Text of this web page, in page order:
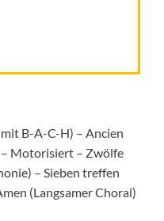
B-A-C-H) – Ancien
– Motorisiert – Zwölfe
– Sieben treffen
(Langsamer Choral)